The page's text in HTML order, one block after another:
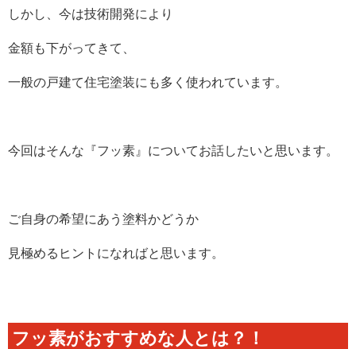
しかし、今は技術開発により
金額も下がってきて、
一般の戸建て住宅塗装にも多く使われています。
今回はそんな『フッ素』についてお話したいと思います。
ご自身の希望にあう塗料かどうか
見極めるヒントになればと思います。
フッ素がおすすめな人とは？！